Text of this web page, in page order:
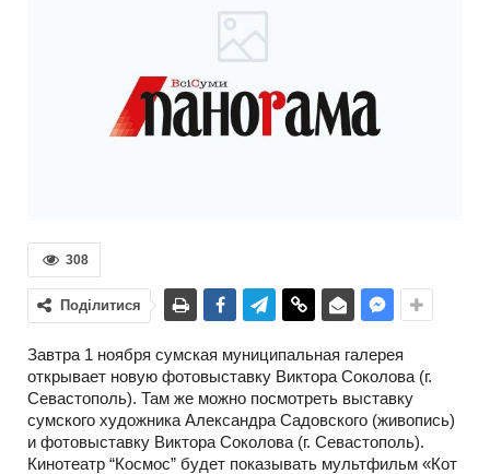
308
Поділитися
Завтра 1 ноября сумская муниципальная галерея
открывает новую фотовыставку Виктора Соколова (г.
Севастополь). Там же можно посмотреть выставку
сумского художника Александра Садовского (живопись)
и фотовыставку Виктора Соколова (г. Севастополь).
Кинотеатр “Космос” будет показывать мультфильм «Кот